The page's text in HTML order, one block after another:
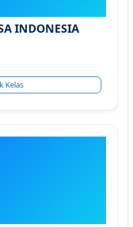
INDONESIA
Kelas